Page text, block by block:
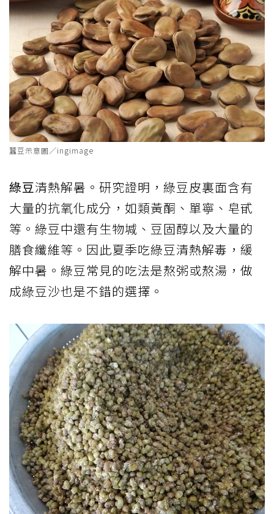
蠶豆示意圖／ingimage
綠豆清熱解暑。研究證明，綠豆皮裏面含有
大量的抗氧化成分，如類黃酮、單寧、皂甙
等。綠豆中還有生物堿、豆固醇以及大量的
膳食纖維等。因此夏季吃綠豆清熱解毒，緩
解中暑。綠豆常見的吃法是熬粥或熬湯，做
成綠豆沙也是不錯的選擇。